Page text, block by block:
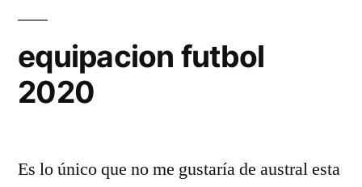
equipacion futbol
2020
Es lo único que no me gustaría de austral esta